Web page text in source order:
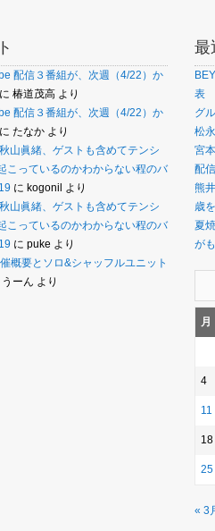
配信３番組が、次週（4/22）か
に 椿道茂高 より
配信３番組が、次週（4/22）か
に たなか より
山眞緒、ゲストも含めてテンシ
こっているのかわからない程のバ
に kogonil より
山眞緒、ゲストも含めてテンシ
こっているのかわからない程のバ
に puke より
概要とソロ&シャッフルユニット
うーん より
最
表
グ
松
宮
配
熊
歳
夏
が
月
4
11
18
25
« 3